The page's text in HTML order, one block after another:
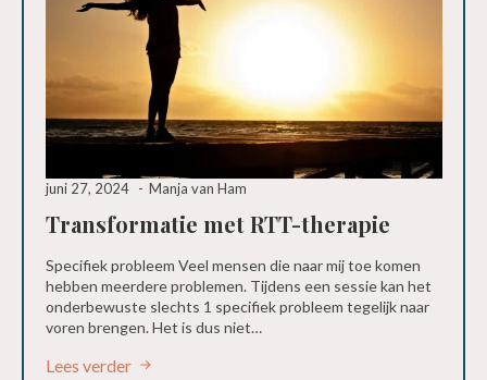
Transformatie met RTT-therapie
juni 27, 2024 Manja van Ham
Specifiek probleem Veel mensen die naar mij toe komen
hebben meerdere problemen. Tijdens een sessie kan het
onderbewuste slechts 1 specifiek probleem tegelijk naar
voren brengen. Het is dus niet…
Lees verder